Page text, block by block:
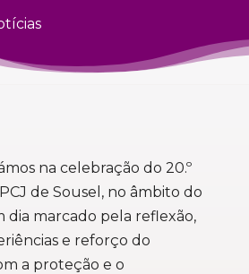
na celebração do 20.º
de Sousel, no âmbito do
dia marcado pela reflexão,
e reforço do
a proteção e o